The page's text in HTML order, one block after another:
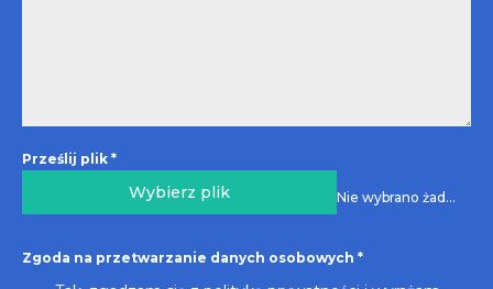
Prześlij plik *
Wybierz plik Nie wybrano żadnego pliku
Zgoda na przetwarzanie danych osobowych *